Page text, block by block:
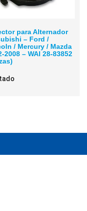
para Alternador
– Ford /
/ Mercury / Mazda
2008 – WAI 28-83852